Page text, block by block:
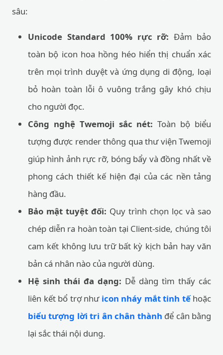
sâu:
Unicode Standard 100% rực rỡ: Đảm bảo
toàn bộ icon hoa hồng héo hiển thị chuẩn xác
trên mọi trình duyệt và ứng dụng di động, loại
bỏ hoàn toàn lỗi ô vuông trắng gây khó chịu
cho người đọc.
Công nghệ Twemoji sắc nét: Toàn bộ biểu
tượng được render thông qua thư viện Twemoji
giúp hình ảnh rực rỡ, bóng bẩy và đồng nhất về
phong cách thiết kế hiện đại của các nền tảng
hàng đầu.
Bảo mật tuyệt đối: Quy trình chọn lọc và sao
chép diễn ra hoàn toàn tại Client-side, chúng tôi
cam kết không lưu trữ bất kỳ kịch bản hay văn
bản cá nhân nào của người dùng.
Hệ sinh thái đa dạng: Dễ dàng tìm thấy các
liên kết bổ trợ như icon nháy mắt tinh tếhoặc
biểu tượng lời tri ân chân thành để cân bằng
lại sắc thái nội dung.